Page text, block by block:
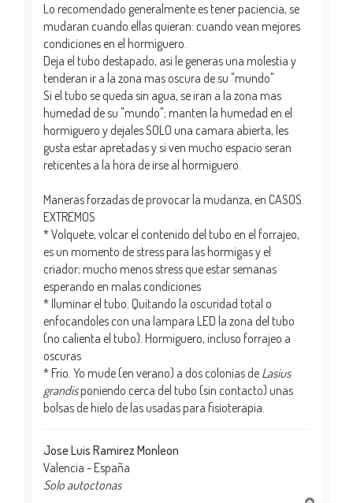
Lo recomendado generalmente es tener paciencia, se
mudaran cuando ellas quieran: cuando vean mejores
condiciones en el hormiguero.
Deja el tubo destapado, asi le generas una molestia y
tenderan ir a la zona mas oscura de su "mundo"
Si el tubo se queda sin agua, se iran a la zona mas
humedad de su "mundo"; manten la humedad en el
hormiguero y dejales SOLO una camara abierta, les
gusta estar apretadas y si ven mucho espacio seran
reticentes a la hora de irse al hormiguero.
Maneras forzadas de provocar la mudanza, en CASOS
EXTREMOS
* Volquete, volcar el contenido del tubo en el forrajeo,
es un momento de stress para las hormigas y el
criador; mucho menos stress que estar semanas
esperando en malas condiciones
* Iluminar el tubo. Quitando la oscuridad total o
enfocandoles con una lampara LED la zona del tubo
(no calienta el tubo). Hormiguero, incluso forrajeo a
oscuras
* Frio. Yo mude (en verano) a dos colonias de Lasius
grandisponiendo cerca del tubo (sin contacto) unas
bolsas de hielo de las usadas para fisioterapia.
Jose Luis Ramirez Monleon
Valencia - España
Solo autoctonas